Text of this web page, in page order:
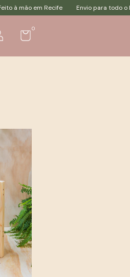
mão em Recife Envio para todo o Brasil
0